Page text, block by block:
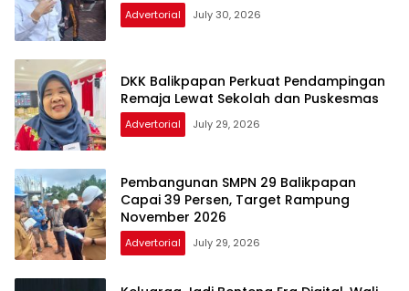
Advertorial July 30, 2026
DKK Balikpapan Perkuat Pendampingan
Remaja Lewat Sekolah dan Puskesmas
Advertorial July 29, 2026
Pembangunan SMPN 29 Balikpapan
Capai 39 Persen, Target Rampung
November 2026
Advertorial July 29, 2026